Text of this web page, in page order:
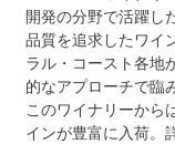
開発の分野で活躍し
品質を追求したワイ
ラル・コースト各地
的なアプローチで臨
このワイナリーから
インが豊富に入荷。